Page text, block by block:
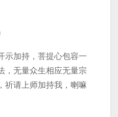
示加持，菩提心包容一
，无量众生相应无量宗
祈请上师加持我，喇嘛